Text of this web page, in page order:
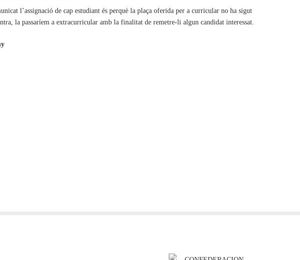
l’assignació de cap estudiant és perquè la plaça oferida per a curricular no ha sigut
la passaríem a extracurricular amb la finalitat de remetre-li algun candidat interessat.